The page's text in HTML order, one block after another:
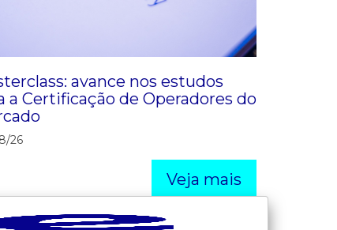
avance nos estudos
a Certificação de Operadores do
26
Veja mais